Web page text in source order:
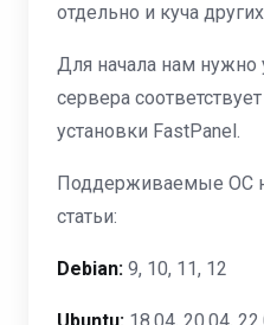
отдельно и куча
Для начала нам нужно
сервера
установки FastPanel.
Поддерживаемые ОС
статьи:
Debian: 9, 10, 11, 12